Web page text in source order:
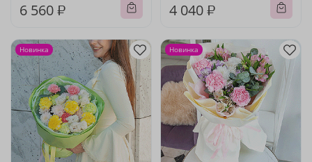
6 560 ₽ 4 040 ₽
Новинка Новинка